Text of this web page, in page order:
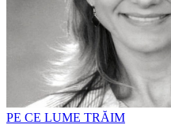
PE CE LUME TRĂIM